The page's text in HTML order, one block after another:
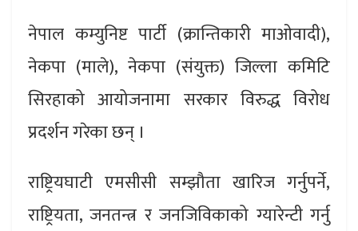
नेपाल कम्युनिष्ट पार्टी (क्रान्तिकारी माओवादी),
नेकपा (माले), नेकपा (संयुक्त) जिल्ला कमिटि
सिरहाको आयोजनामा सरकार विरुद्ध विरोध
प्रदर्शन गरेका छन् ।
राष्ट्रियघाटी एमसीसी सम्झौता खारिज गर्नुपर्ने,
राष्ट्रियता, जनतन्त्र र जनजिविकाको ग्यारेन्टी गर्नु